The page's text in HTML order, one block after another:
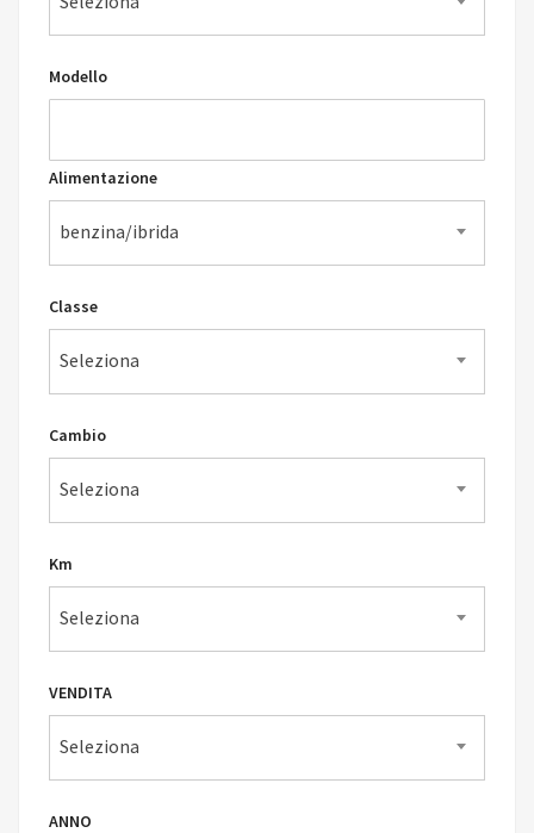
Modello
Alimentazione
benzina/ibrida
Classe
Seleziona
Cambio
Seleziona
Km
Seleziona
VENDITA
Seleziona
ANNO